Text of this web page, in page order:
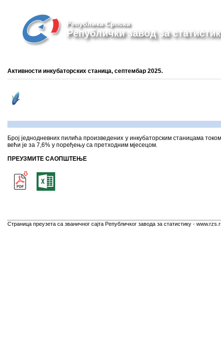
Република Српска
Републички завод за
Активности инкубаторских станица, септембар 2025.
Број једнодневних пилића произведених у инкубаторским станицама
већи је за 7,6% у поређењу са претходним мјесецом.
ПРЕУЗМИТЕ САОПШТЕЊЕ
Страница преузета са званичног сајта Републичког завода за статистику -